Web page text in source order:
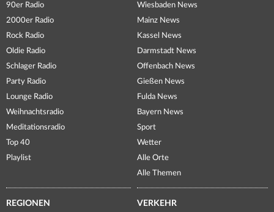
90er Radio
2000er Radio
Rock Radio
Oldie Radio
Schlager Radio
Party Radio
Lounge Radio
Weihnachtsradio
Meditationsradio
Top 40
Playlist
Wiesbaden News
Mainz News
Kassel News
Darmstadt News
Offenbach News
Gießen News
Fulda News
Bayern News
Sport
Wetter
Alle Orte
Alle Themen
REGIONEN VERKEHR